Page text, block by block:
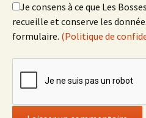
Je consens à ce que Les
recueille et conserve les
formulaire. (Politique de